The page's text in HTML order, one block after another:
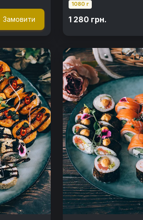
Замовити
1080 г
1 280 грн.